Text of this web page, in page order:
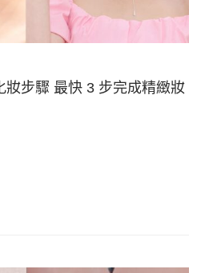
妝步驟 最快 3 步完成精緻妝